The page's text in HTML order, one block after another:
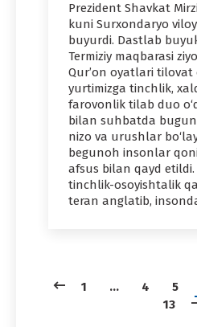
Prezident Shavkat
kuni Surxondaryo
buyurdi. Dastlab
Termiziy maqbarasi
Qur’on oyatlari
yurtimizga tinchlik,
farovonlik tilab duo
bilan suhbatda
nizo va urushlar
begunoh insonlar
afsus bilan qayd
tinchlik-osoyishtalik
teran anglatib,
1 … 4 5
13